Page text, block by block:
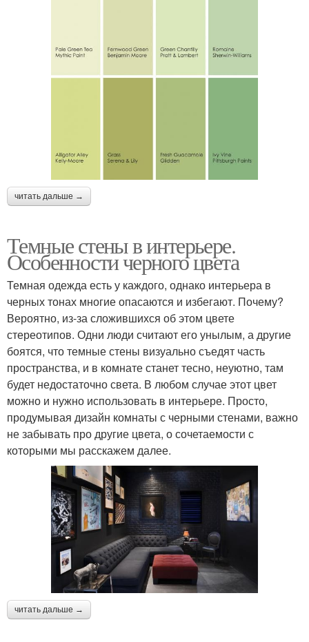
читать дальше →
Темные стены в интерьере.
Особенности черного цвета
Темная одежда есть у каждого, однако интерьера в
черных тонах многие опасаются и избегают. Почему?
Вероятно, из-за сложившихся об этом цвете
стереотипов. Одни люди считают его унылым, а другие
боятся, что темные стены визуально съедят часть
пространства, и в комнате станет тесно, неуютно, там
будет недостаточно света. В любом случае этот цвет
можно и нужно использовать в интерьере. Просто,
продумывая дизайн комнаты с черными стенами, важно
не забывать про другие цвета, о сочетаемости с
которыми мы расскажем далее.
читать дальше →